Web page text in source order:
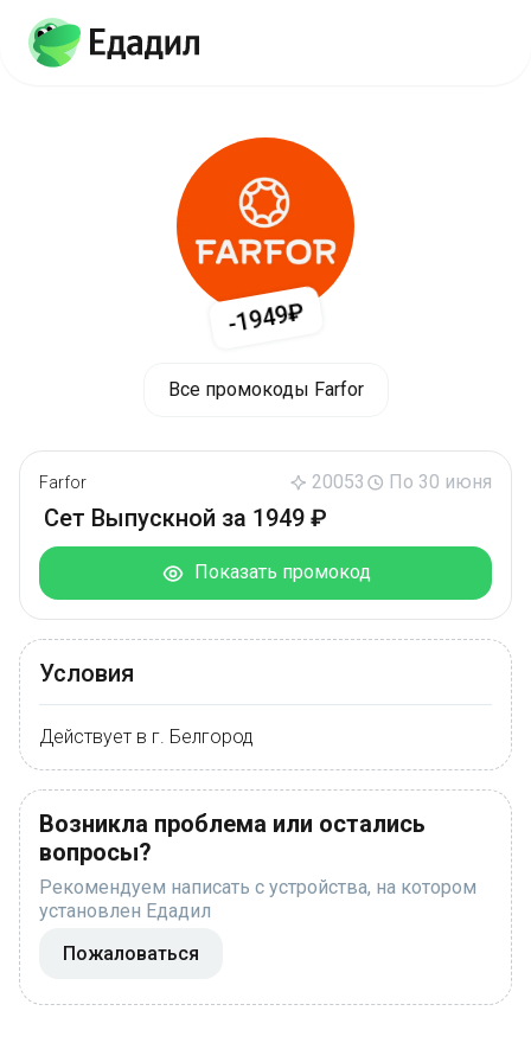
-1949₽
Все промокоды Farfor
Farfor 20053 По 30 июня
Сет Выпускной за 1949 ₽
Показать промокод
Условия
Действует в г. Белгород
Возникла проблема или остались
вопросы?
Рекомендуем написать с устройства, на котором
установлен Едадил
Пожаловаться